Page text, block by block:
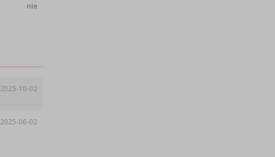
nie
2025-10-02
2025-06-02